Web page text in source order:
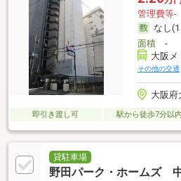
管理費等-
なし
面積-
大阪メ
その他の交通
大阪府
即引き渡し可 駅から徒歩7分以内
貸駐車場
野田パーク・ホームズ